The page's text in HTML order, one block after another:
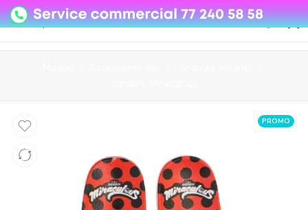
08o35epzeyex8vmjn04i2j4algz26o
PROMO